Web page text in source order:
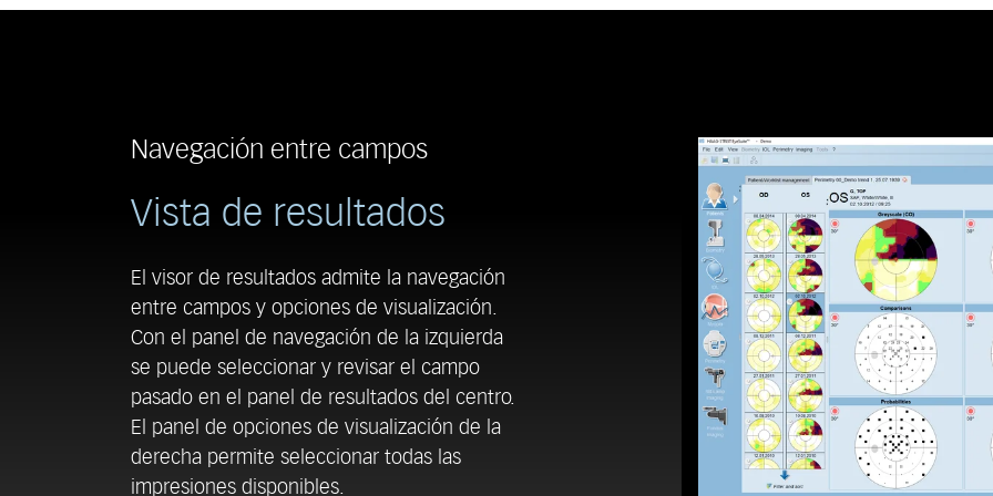
Navegación entre campos
Vista de resultados
El visor de resultados admite la navegación
entre campos y opciones de visualización.
Con el panel de navegación de la izquierda
se puede seleccionar y revisar el campo
pasado en el panel de resultados del centro.
El panel de opciones de visualización de la
derecha permite seleccionar todas las
impresiones disponibles.